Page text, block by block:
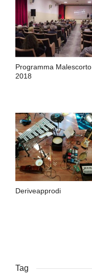
Programma Malescorto
2018
Deriveapprodi
Tag